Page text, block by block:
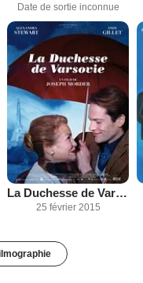
Date de sortie inconnue
La Duchesse de Varsovie
25 février 2015